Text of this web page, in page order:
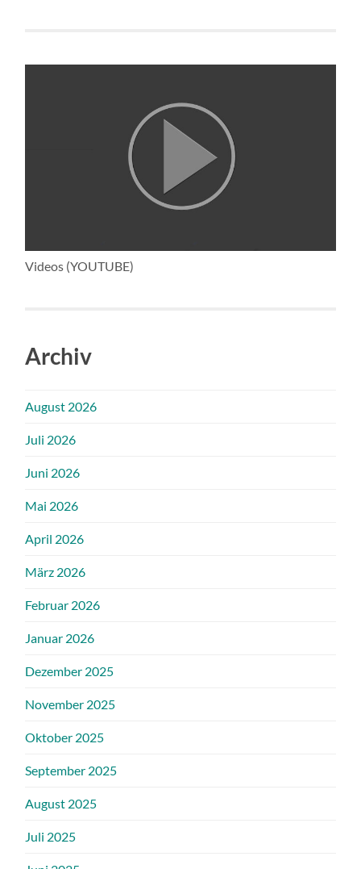
Videos (YOUTUBE)
Archiv
August 2026
Juli 2026
Juni 2026
Mai 2026
April 2026
März 2026
Februar 2026
Januar 2026
Dezember 2025
November 2025
Oktober 2025
September 2025
August 2025
Juli 2025